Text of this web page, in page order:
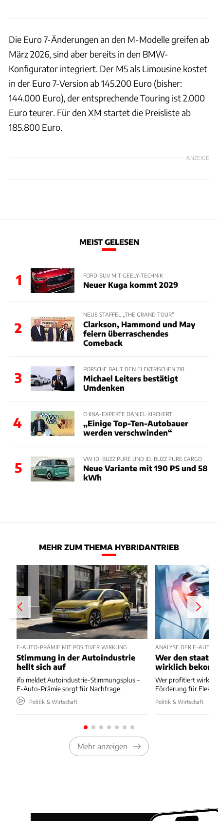
Die Euro 7-Änderungen an den M-Modelle greifen ab
März 2026, sind aber bereits in den BMW-
Konfigurator integriert. Der M5 als Limousine kostet
in der Euro 7-Version ab 145.200 Euro (bisher:
144.000 Euro), der entsprechende Touring ist 2.000
Euro teurer. Für den XM startet die Preisliste ab
185.800 Euro.
ANZEIGE
MEIST GELESEN
1 FORD-SUV MIT GEELY-TECHNIK
Neuer Kuga kommt 2029
2
NEUE STAFFEL „THE GRAND TOUR“
Clarkson, Hammond und May
feiern überraschendes
Comeback
3
PORSCHE BAUT DEN ELEKTRISCHEN 718
Michael Leiters bestätigt
Umdenken
4
CHINA-EXPERTE DANIEL KIRCHERT
„Einige Top-Ten-Autobauer
werden verschwinden“
5
VW ID. BUZZ PURE UND ID. BUZZ PURE CARGO
Neue Variante mit 190 PS und 58
kWh
MEHR ZUM THEMA HYBRIDANTRIEB
E-AUTO-PRÄMIE MIT POSITIVER WIRKUNG
Stimmung in der Autoindustrie
hellt sich auf
ifo meldet Autoindustrie-Stimmungsplus –
E-Auto-Prämie sorgt für Nachfrage.
Politik & Wirtschaft
ANALYSE DER E-AUTO-
Wer den
wirklich
Wer profitiert
Förderung für
Politik & Wirtschaft
Mehr anzeigen